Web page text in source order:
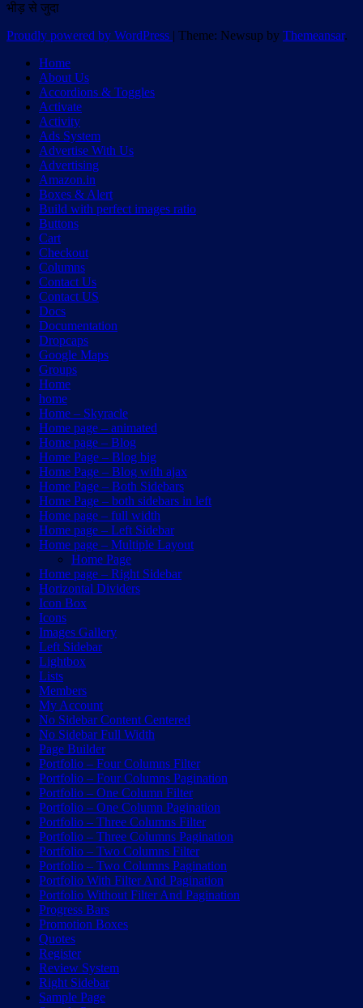
भीड़ से जुदा
Proudly powered by WordPress | Theme: Newsup by Themeansar.
Home
About Us
Accordions & Toggles
Activate
Activity
Ads System
Advertise With Us
Advertising
Amazon.in
Boxes & Alert
Build with perfect images ratio
Buttons
Cart
Checkout
Columns
Contact Us
Contact US
Docs
Documentation
Dropcaps
Google Maps
Groups
Home
home
Home – Skyracle
Home page – animated
Home page – Blog
Home Page – Blog big
Home Page – Blog with ajax
Home Page – Both Sidebars
Home Page – both sidebars in left
Home page – full width
Home page – Left Sidebar
Home page – Multiple Layout
Home Page
Home page – Right Sidebar
Horizontal Dividers
Icon Box
Icons
Images Gallery
Left Sidebar
Lightbox
Lists
Members
My Account
No Sidebar Content Centered
No Sidebar Full Width
Page Builder
Portfolio – Four Columns Filter
Portfolio – Four Columns Pagination
Portfolio – One Column Filter
Portfolio – One Column Pagination
Portfolio – Three Columns Filter
Portfolio – Three Columns Pagination
Portfolio – Two Columns Filter
Portfolio – Two Columns Pagination
Portfolio With Filter And Pagination
Portfolio Without Filter And Pagination
Progress Bars
Promotion Boxes
Quotes
Register
Review System
Right Sidebar
Sample Page